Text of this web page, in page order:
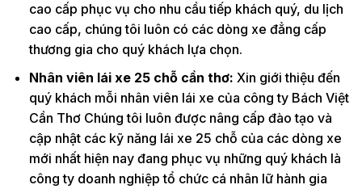
cao cấp phục vụ cho nhu cầu tiếp khách quý, du lịch
cao cấp, chúng tôi luôn có các dòng xe đẳng cấp
thương gia cho quý khách lựa chọn.
Nhân viên lái xe 25 chỗ cần thơ: Xin giới thiệu đến
quý khách mỗi nhân viên lái xe của công ty Bách Việt
Cần Thơ Chúng tôi luôn được nâng cấp đào tạo và
cập nhật các kỹ năng lái xe 25 chỗ của các dòng xe
mới nhất hiện nay đang phục vụ những quý khách là
công ty doanh nghiệp tổ chức cá nhân lữ hành gia